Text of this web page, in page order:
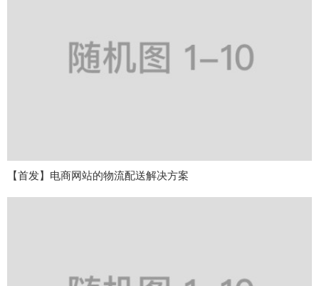
【首发】电商网站的物流配送解决方案